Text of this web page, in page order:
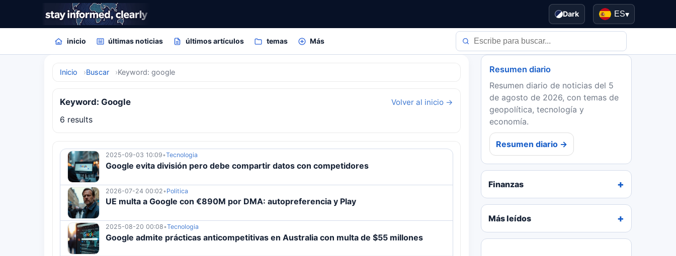
Dark ES▾
inicio últimas noticias últimos artículos temas Más
Inicio Buscar Keyword: google
Keyword: Google Volver al inicio →
6 results
2025-09-03 10:09•Tecnologia
Google evita división pero debe compartir datos con competidores
2026-07-24 00:02•Politica
UE multa a Google con €890M por DMA: autopreferencia y Play
2025-08-20 00:08•Tecnologia
Google admite prácticas anticompetitivas en Australia con multa de $55 millones
Resumen diario
Resumen diario de noticias del 5
de agosto de 2026, con temas de
geopolítica, tecnología y
economía.
Resumen diario →
Finanzas
Más leídos